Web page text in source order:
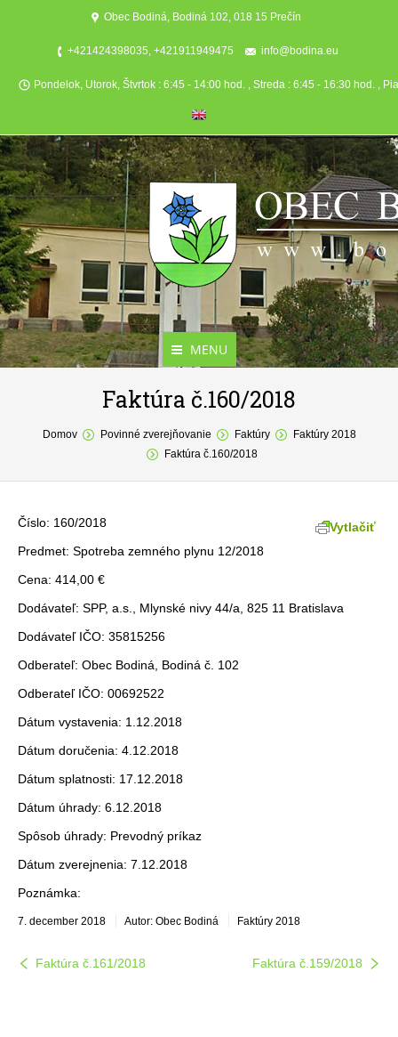
Obec Bodiná, Bodiná 102, 018 15 Prečín
+421424398035, +421911949475 info@bodina.eu
Pondelok, Utorok, Štvrtok : 6:45 - 14:00 hod. , Streda : 6:45 - 16:30 hod. ,
MENU
Aktuality
O obci
Formuláre
Fotogaléria
Kontakt
Faktúra č.160/2018
You are here:
Domov Povinné zverejňovanie Faktúry
Faktúry 2018
Faktúra č.160/2018
Vytlačiť
Číslo: 160/2018
Predmet: Spotreba zemného plynu 12/2018
Cena: 414,00 €
Dodávateľ: SPP, a.s., Mlynské nivy 44/a, 825 11 Bratislava
Dodávateľ IČO: 35815256
Odberateľ: Obec Bodiná, Bodiná č. 102
Odberateľ IČO: 00692522
Dátum vystavenia: 1.12.2018
Dátum doručenia: 4.12.2018
Dátum splatnosti: 17.12.2018
Dátum úhrady: 6.12.2018
Spôsob úhrady: Prevodný príkaz
Dátum zverejnenia: 7.12.2018
Poznámka:
7. december 2018 Autor: Obec Bodiná Faktúry 2018
Faktúra č.161/2018 Faktúra č.159/2018